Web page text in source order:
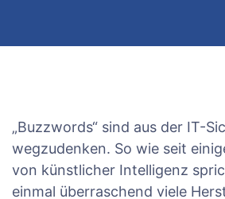
„Buzzwords“ sind aus der IT-
wegzudenken. So wie seit
von künstlicher Intelligenz
einmal überraschend viele